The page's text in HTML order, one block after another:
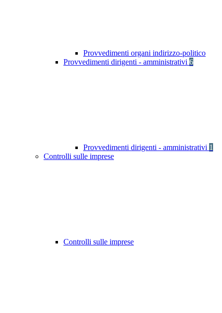
Provvedimenti organi indirizzo-politico
Provvedimenti dirigenti - amministrativi 6
Provvedimenti dirigenti - amministrativi 1
Controlli sulle imprese
Controlli sulle imprese